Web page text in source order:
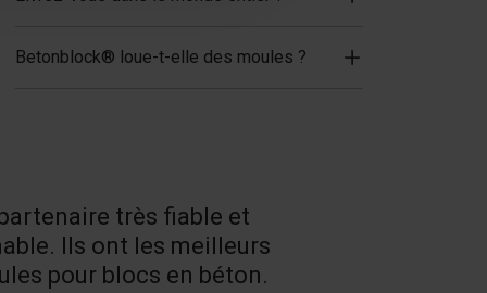
Betonblock® loue-t-elle des moules ?
très fiable et
Ils ont les meilleurs
pour blocs en béton.